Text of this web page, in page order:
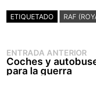
ETIQUETADO RAF
Navegación
de
entradas
ENTRADA ANTERIOR
Coches y
para la guerra